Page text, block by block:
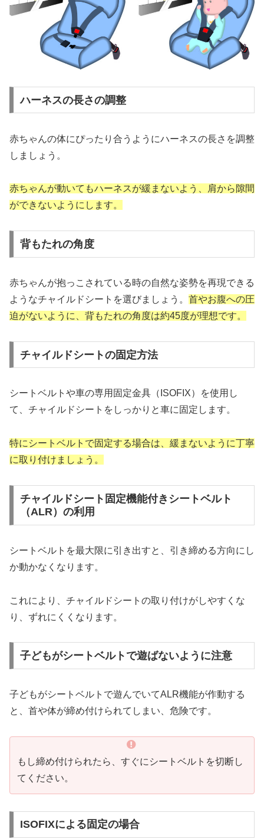
ハーネスの長さの調整
赤ちゃんの体にぴったり合うようにハーネスの長さを調整
しましょう。
赤ちゃんが動いてもハーネスが緩まないよう、肩から隙間
ができないようにします。
背もたれの角度
赤ちゃんが抱っこされている時の自然な姿勢を再現できる
ようなチャイルドシートを選びましょう。 首やお腹への圧
迫がないように、背もたれの角度は約45度が理想です。
チャイルドシートの固定方法
シートベルトや車の専用固定金具（ISOFIX）を使用し
て、チャイルドシートをしっかりと車に固定します。
特にシートベルトで固定する場合は、緩まないように丁寧
に取り付けましょう。
チャイルドシート固定機能付きシートベルト
（ALR）の利用
シートベルトを最大限に引き出すと、引き締める方向にし
か動かなくなります。
これにより、チャイルドシートの取り付けがしやすくな
り、ずれにくくなります。
子どもがシートベルトで遊ばないように注意
子どもがシートベルトで遊んでいてALR機能が作動する
と、首や体が締め付けられてしまい、危険です。
もし締め付けられたら、すぐにシートベルトを切断し
てください。
ISOFIXによる固定の場合